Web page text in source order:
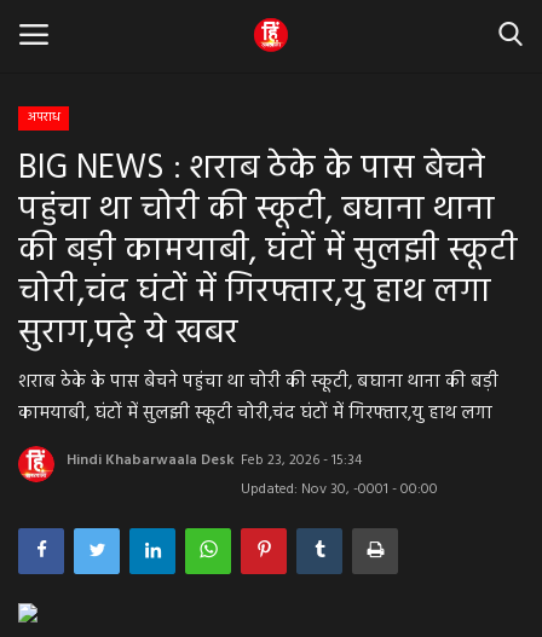
Home
धर्म & ज्योतिष
बड़ी खबर
मध्यप्रदेश
राजस्थान
व्यापार व्यवसाय
राजनीती
अपराध
अपराध
BIG NEWS : शराब ठेके के पास बेचने
पहुंचा था चोरी की स्कूटी, बघाना थाना
की बड़ी कामयाबी, घंटों में सुलझी स्कूटी
चोरी,चंद घंटों में गिरफ्तार,यु हाथ लगा
सुराग,पढ़े ये खबर
शराब ठेके के पास बेचने पहुंचा था चोरी की स्कूटी, बघाना थाना की बड़ी
कामयाबी, घंटों में सुलझी स्कूटी चोरी,चंद घंटों में गिरफ्तार,यु हाथ लगा
Hindi Khabarwaala Desk Feb 23, 2026 - 15:34
Updated: Nov 30, -0001 - 00:00